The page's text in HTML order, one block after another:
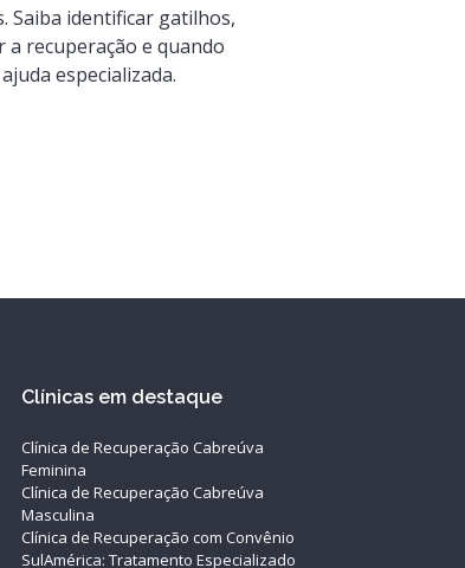
Saiba identificar gatilhos,
a recuperação e quando
especializada.
Clínicas em destaque
Clínica de Recuperação Cabreúva
Feminina
Clínica de Recuperação Cabreúva
Masculina
Clínica de Recuperação com Convênio
SulAmérica: Tratamento Especializado